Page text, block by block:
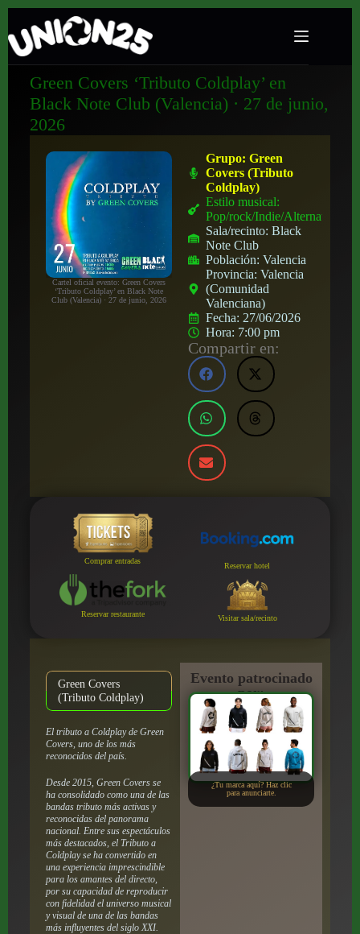
Green Covers ‘Tributo Coldplay’ en
Black Note Club (Valencia) · 27 de junio,
2026
Cartel oficial evento: Green Covers
‘Tributo Coldplay’ en Black Note
Club (Valencia) · 27 de junio, 2026
Grupo:Green
Covers (Tributo
Coldplay)
Estilo musical:
Pop/rock/Indie/Alternativo
Sala/recinto:Black
Note Club
Población:Valencia
Provincia:Valencia
(Comunidad
Valenciana)
Fecha: 27/06/2026
Hora: 7:00 pm
Compartir en:
Comprar entradas
Reservar hotel
Reservar restaurante Visitar sala/recinto
Green Covers
(Tributo Coldplay)
El tributo a Coldplay de Green
Covers, uno de los más
reconocidos del país.
Desde 2015, Green Covers se
ha consolidado como una de las
bandas tributo más activas y
reconocidas del panorama
nacional. Entre sus espectáculos
más destacados, el Tributo a
Coldplay se ha convertido en
una experiencia imprescindible
para los amantes del directo,
por su capacidad de reproducir
con fidelidad el universo musical
y visual de una de las bandas
más influyentes del siglo XXI.
Evento patrocinado
por:
¿Tu marca aquí? Haz clic
para anunciarte.